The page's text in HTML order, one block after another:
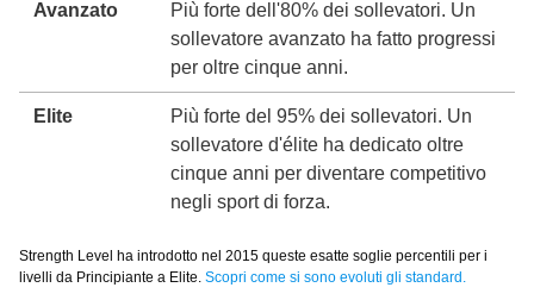
Avanzato
Più forte dell'80% dei sollevatori. Un
sollevatore avanzato ha fatto progressi
per oltre cinque anni.
Elite
Più forte del 95% dei sollevatori. Un
sollevatore d'élite ha dedicato oltre
cinque anni per diventare competitivo
negli sport di forza.
Strength Level ha introdotto nel 2015 queste esatte soglie percentili per i
livelli da Principiante a Elite. Scopri come si sono evoluti gli standard.